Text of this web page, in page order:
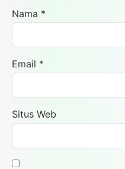
Nama *
Email *
Situs Web